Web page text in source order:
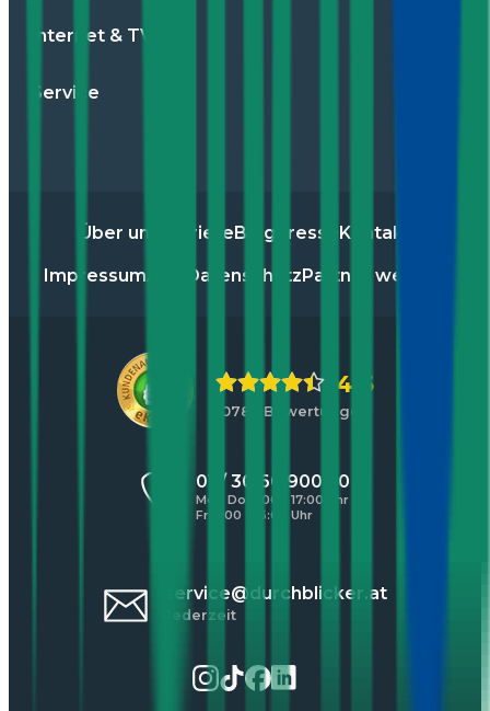
Internet & TV
Service
Über uns KarriereBlog Presse Kontakt
Impressum DatenschutzPartner werden
4,5
10783 Bewertungen
01 / 30 60 900 20
Mo - Do 8:00 - 17:00 Uhr
Fr 8:00 - 16:00 Uhr
service@durchblicker.at
Jederzeit